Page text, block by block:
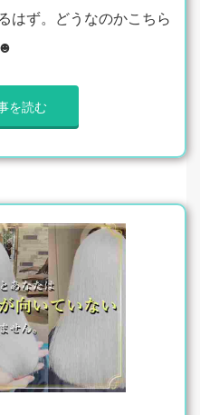
はず。どうなのかこちら
を読む